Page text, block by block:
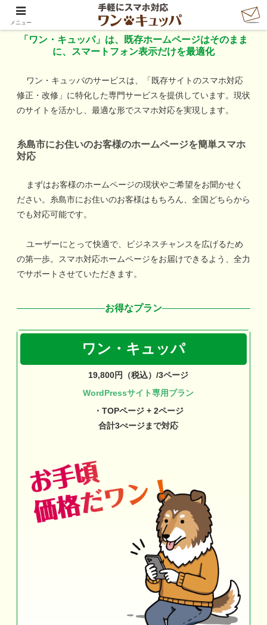
「ワン・キュッパ」で手軽にスマホ対応
「ワン・キュッパ」は、既存ホームページはそのまま
に、スマートフォン表示だけを最適化
ワン・キュッパのサービスは、「既存サイトのスマホ対応
修正・改修」に特化した専門サービスを提供しています。現状
のサイトを活かし、最適な形でスマホ対応を実現します。
糸島市にお住いのお客様のホームページを簡単スマホ
対応
まずはお客様のホームページの現状やご希望をお聞かせく
ださい。 糸島市にお住いのお客様はもちろん、全国どちらから
でも対応可能です。
ユーザーにとって快適で、ビジネスチャンスを広げるため
の第一歩。スマホ対応ホームページをお届けできるよう、全力
でサポートさせていただきます。
お得なプラン
ワン・キュッパ
19,800円（税込）/3ページ
WordPressサイト専用プラン
・TOPページ + 2ページ
合計3ぺージまで対応
メニュー